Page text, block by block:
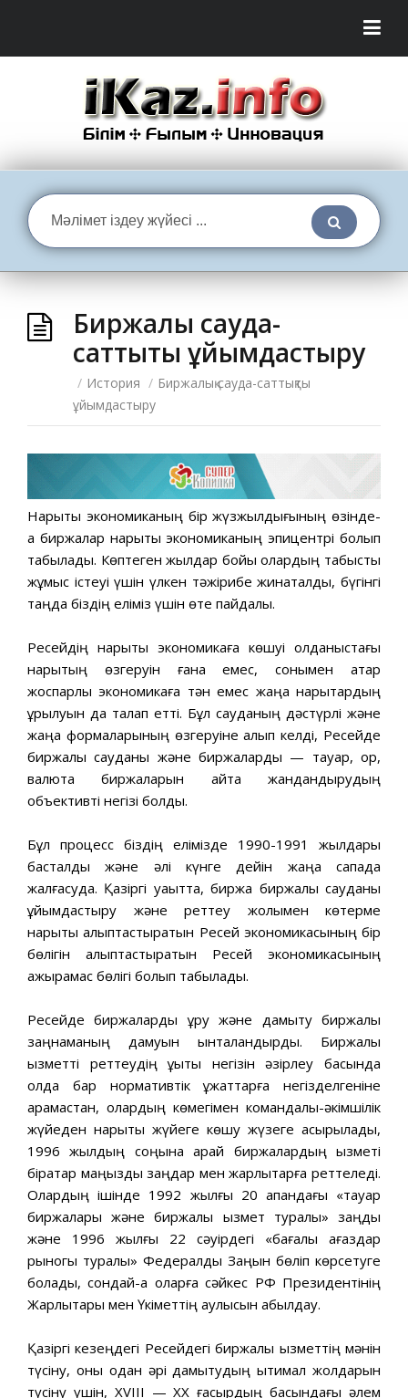
Биржалық сауда-
саттықты ұйымдастыру
/ История / Биржалық сауда-саттықты
ұйымдастыру
Нарықтық экономиканың бір жүзжылдығының өзінде-
ақ биржалар нарықтық экономиканың эпицентрі болып
табылады. Көптеген жылдар бойы олардың табысты
жұмыс істеуі үшін үлкен тәжірибе жинақталды, бүгінгі
таңда біздің еліміз үшін өте пайдалы.
Ресейдің нарықтық экономикаға көшуі қолданыстағы
нарықтың өзгеруін ғана емес, сонымен қатар
жоспарлы экономикаға тән емес жаңа нарықтардың
құрылуын да талап етті. Бұл сауданың дәстүрлі және
жаңа формаларының өзгеруіне алып келді, Ресейде
биржалық сауданы және биржаларды — тауар, қор,
валюта биржаларын қайта жандандырудың
объективті негізі болды.
Бұл процесс біздің елімізде 1990-1991 жылдары
басталды және әлі күнге дейін жаңа сапада
жалғасуда. Қазіргі уақытта, биржа биржалық сауданы
ұйымдастыру және реттеу жолымен көтерме
нарықты қалыптастыратын Ресей экономикасының бір
бөлігін қалыптастыратын Ресей экономикасының
ажырамас бөлігі болып табылады.
Ресейде биржаларды құру және дамыту биржалық
заңнаманың дамуын ынталандырды. Биржалық
қызметті реттеудің құқықтық негізін әзірлеу басында
қолда бар нормативтік құжаттарға негізделгеніне
қарамастан, олардың көмегімен командалық-әкімшілік
жүйеден нарықтық жүйеге көшу жүзеге асырылады,
1996 жылдың соңына қарай биржалардың қызметі
бірқатар маңызды заңдар мен жарлықтарға реттеледі.
Олардың ішінде 1992 жылғы 20 ақпандағы «тауар
биржалары және биржалық қызмет туралы» заңды
және 1996 жылғы 22 сәуірдегі «бағалы қағаздар
рыногы туралы» Федералдық Заңын бөліп көрсетуге
болады, сондай-ақ оларға сәйкес РФ Президентінің
Жарлықтары мен Үкіметтің қаулысын қабылдау.
Қазіргі кезеңдегі Ресейдегі биржалық қызметтің мәнін
түсіну, оны одан әрі дамытудың ықтимал жолдарын
түсіну үшін, XVIII — ХХ ғасырдың басындағы әлем